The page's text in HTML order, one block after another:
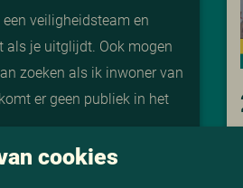
veiligheidsteam en
als je uitglijdt. Ook mogen
zoeken als ik inwoner van
er geen publiek in het
Arnhem volgen. Daar
cookies